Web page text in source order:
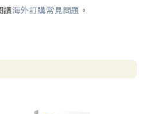
讀海外訂購常見問題 。